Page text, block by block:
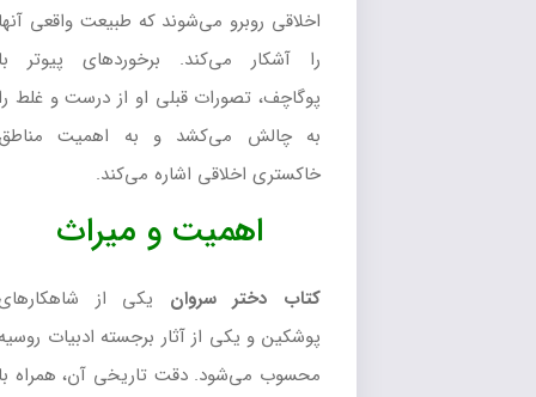
اخلاقی روبرو می‌شوند که طبیعت واقعی آنها
را آشکار می‌کند. برخوردهای پیوتر با
پوگاچف، تصورات قبلی او از درست و غلط را
به چالش می‌کشد و به اهمیت مناطق
خاکستری اخلاقی اشاره می‌کند.
اهمیت و میراث
کتاب دختر سروان یکی از شاهکارهای
پوشکین و یکی از آثار برجسته ادبیات روسیه
محسوب می‌شود. دقت تاریخی آن، همراه با